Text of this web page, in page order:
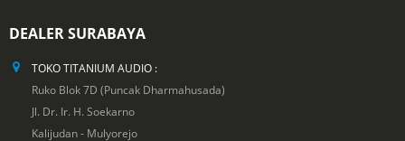
DEALER SURABAYA
TOKO TITANIUM AUDIO :
Ruko Blok 7D (Puncak Dharmahusada)
Jl. Dr. Ir. H. Soekarno
Kalijudan - Mulyorejo